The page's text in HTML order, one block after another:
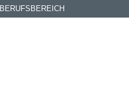
BERUFSBEREICH